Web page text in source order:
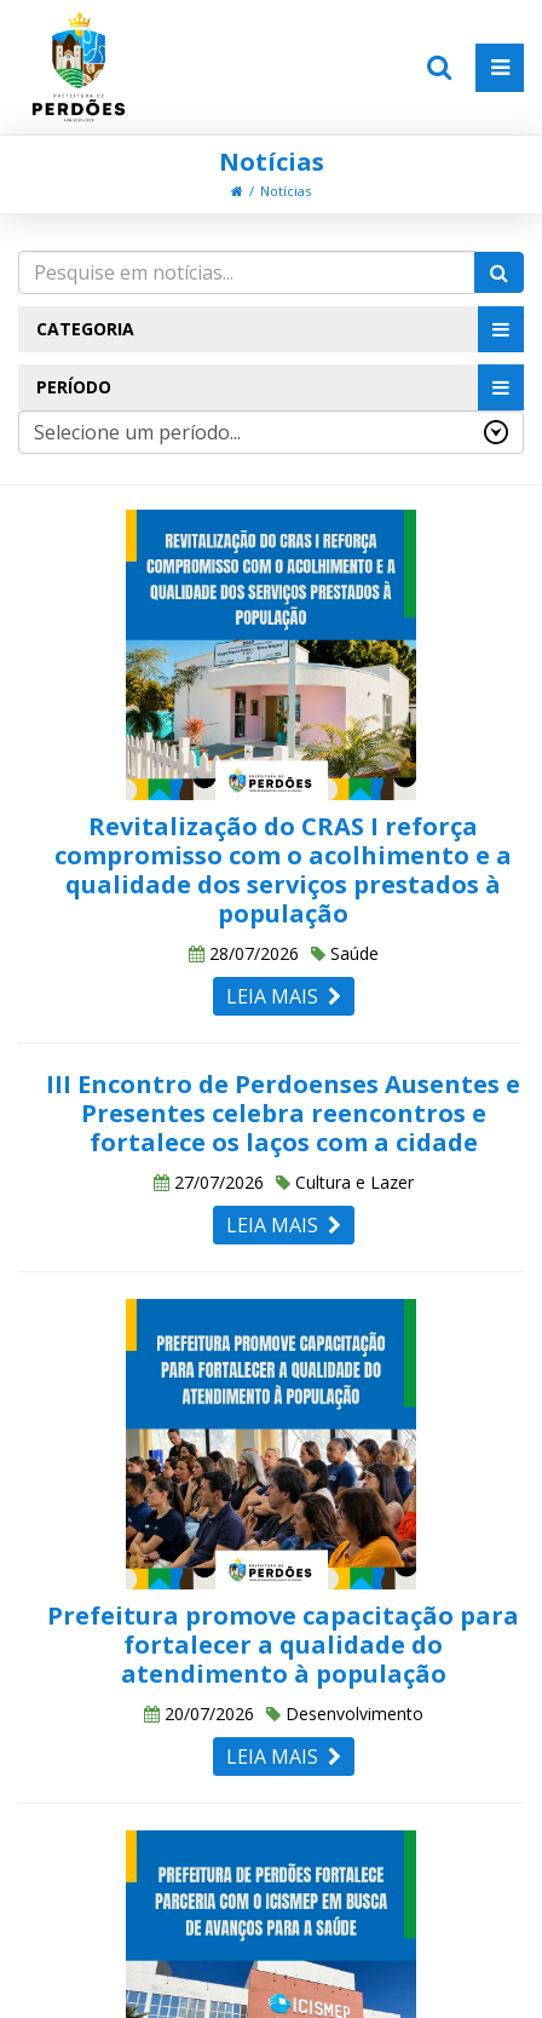
Notícias
Notícias
CATEGORIA
PERÍODO
Revitalização do CRAS I reforça
compromisso com o acolhimento e a
qualidade dos serviços prestados à
população
28/07/2026 Saúde
LEIA MAIS
III Encontro de Perdoenses Ausentes e
Presentes celebra reencontros e
fortalece os laços com a cidade
27/07/2026 Cultura e Lazer
LEIA MAIS
Prefeitura promove capacitação para
fortalecer a qualidade do
atendimento à população
20/07/2026 Desenvolvimento
LEIA MAIS